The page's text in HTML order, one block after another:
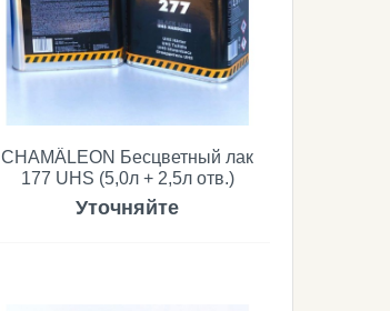
CHAMÄLEON Бесцветный лак
177 UHS (5,0л + 2,5л отв.)
Уточняйте